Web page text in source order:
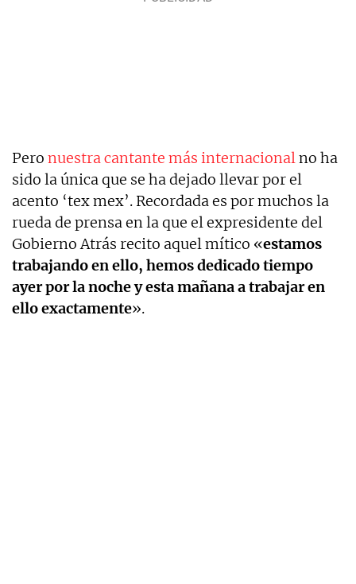
Pero nuestra cantante más internacionalno ha
sido la única que se ha dejado llevar por el
acento ‘tex mex’. Recordada es por muchos la
rueda de prensa en la que el expresidente del
Gobierno Atrás recito aquel mítico «estamos
trabajando en ello, hemos dedicado tiempo
ayer por la noche y esta mañana a trabajar en
ello exactamente».